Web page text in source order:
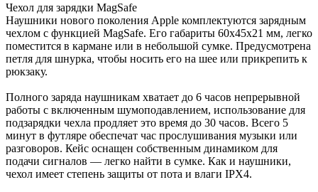
Чехол для зарядки MagSafe
Наушники нового поколения Apple комплектуются зарядным
чехлом с функцией MagSafe. Его габариты 60х45х21 мм, легко
поместится в кармане или в небольшой сумке. Предусмотрена
петля для шнурка, чтобы носить его на шее или прикрепить к
рюкзаку.
Полного заряда наушникам хватает до 6 часов непрерывной
работы с включенным шумоподавлением, использование для
подзарядки чехла продляет это время до 30 часов. Всего 5
минут в футляре обеспечат час прослушивания музыки или
разговоров. Кейс оснащен собственным динамиком для
подачи сигналов — легко найти в сумке. Как и наушники,
чехол имеет степень защиты от пота и влаги IPX4.